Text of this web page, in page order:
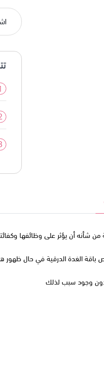
من شأنه أن يؤثر على وظائفها
الغدة الدرقية في حال ظهور
دون وجود سبب لذلك